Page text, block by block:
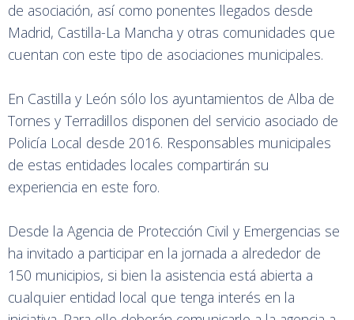
de asociación, así como ponentes llegados desde
Madrid, Castilla-La Mancha y otras comunidades que
cuentan con este tipo de asociaciones municipales.
En Castilla y León sólo los ayuntamientos de Alba de
Tornes y Terradillos disponen del servicio asociado de
Policía Local desde 2016. Responsables municipales
de estas entidades locales compartirán su
experiencia en este foro.
Desde la Agencia de Protección Civil y Emergencias se
ha invitado a participar en la jornada a alrededor de
150 municipios, si bien la asistencia está abierta a
cualquier entidad local que tenga interés en la